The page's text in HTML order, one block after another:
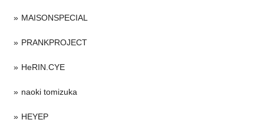
MAISONSPECIAL
PRANKPROJECT
HeRIN.CYE
naoki tomizuka
HEYEP